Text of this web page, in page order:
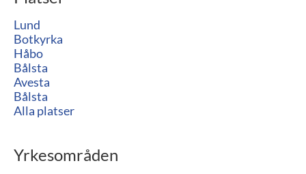
Lund
Botkyrka
Håbo
Bålsta
Avesta
Bålsta
Alla platser
Yrkesområden